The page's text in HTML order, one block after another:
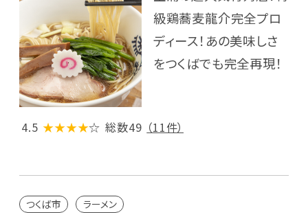
級鶏蕎麦龍介完全プロ
ディース！あの美味しさ
をつくばでも完全再現！
4.5 ★★★★☆ 総数49 （11件）
つくば市 ラーメン